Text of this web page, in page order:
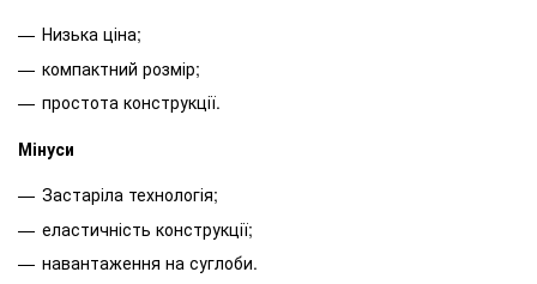
Низька ціна;
компактний розмір;
простота конструкції.
Мінуси
Застаріла технологія;
еластичність конструкції;
навантаження на суглоби.